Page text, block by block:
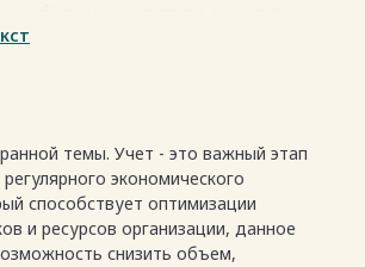
ДОХОДОВ И РАСХОДОВ
ПРИМЕРЕ ООО "АВИЦЕННА" Г. БИРСК
экономическая характеристика ООО
…………………………………..
и расходов ООО
темы. Учет - это важный этап
экономического
способствует оптимизации
и ресурсов организации, данное
снизить объем,